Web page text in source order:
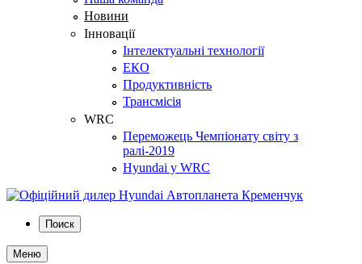
Новини
Інновації
Інтелектуальні технології
ЕКО
Продуктивність
Трансмісія
WRC
Переможець Чемпіонату світу з
ралі-2019
Hyundai у WRC
Поиск
Меню